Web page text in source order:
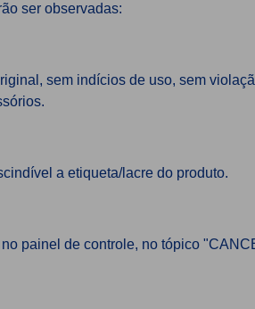
ser observadas:
sem indícios de uso, sem
a etiqueta/lacre do produto.
painel de controle, no tópico